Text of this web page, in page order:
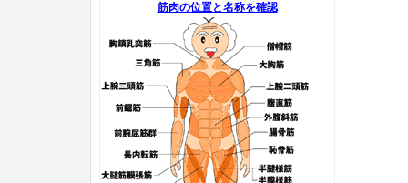
筋肉の位置と名称を確認